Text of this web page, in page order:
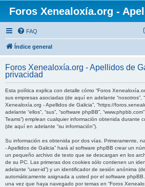
Foros Xenealoxía.org -
FAQ
Índice general
Foros Xenealoxía.org - Apellidos de
privacidad
Esta política explica con detalle cómo “Foros
sus empresas asociadas (de aquí en adelante “nosotros”,
Xenealoxía.org - Apellidos de Galicia”, “https://
adelante “ellos”, “sus”, “software phpBB”,
Teams”) emplean cualquier información obtenida durante
(de aquí en adelante “su información”).
Su información es obtenida por dos vías. Primeramente,
- Apellidos de Galicia” hará al software phpBB crear un
un pequeño archivo de texto que se descargan en los
de su PC. Las primeras dos cookies sólo contienen un
adelante “user-id”) y un identificador de sesión anónima
automáticamente asignada a usted por el software
una vez que haya navegado por temas en “Foros